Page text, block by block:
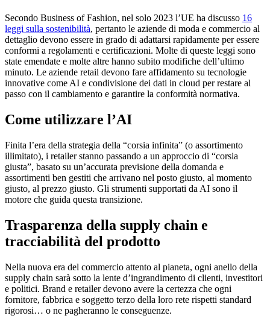
Secondo Business of Fashion, nel solo 2023 l’UE ha discusso 16
leggi sulla sostenibilità, pertanto le aziende di moda e commercio al
dettaglio devono essere in grado di adattarsi rapidamente per essere
conformi a regolamenti e certificazioni. Molte di queste leggi sono
state emendate e molte altre hanno subito modifiche dell’ultimo
minuto. Le aziende retail devono fare affidamento su tecnologie
innovative come AI e condivisione dei dati in cloud per restare al
passo con il cambiamento e garantire la conformità normativa.
Come utilizzare l’AI
Finita l’era della strategia della “corsia infinita” (o assortimento
illimitato), i retailer stanno passando a un approccio di “corsia
giusta”, basato su un’accurata previsione della domanda e
assortimenti ben gestiti che arrivano nel posto giusto, al momento
giusto, al prezzo giusto. Gli strumenti supportati da AI sono il
motore che guida questa transizione.
Trasparenza della supply chain e
tracciabilità del prodotto
Nella nuova era del commercio attento al pianeta, ogni anello della
supply chain sarà sotto la lente d’ingrandimento di clienti, investitori
e politici. Brand e retailer devono avere la certezza che ogni
fornitore, fabbrica e soggetto terzo della loro rete rispetti standard
rigorosi… o ne pagheranno le conseguenze.